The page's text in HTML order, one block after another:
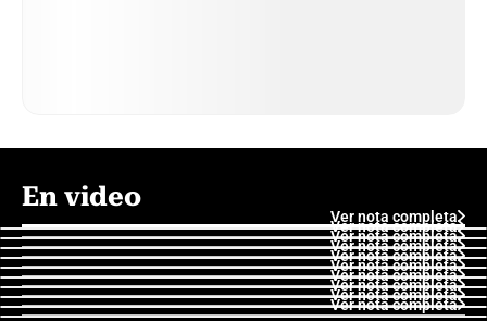
En video
Ver nota completa
Ver nota completa
Ver nota completa
Ver nota completa
Ver nota completa
Ver nota completa
Ver nota completa
Ver nota completa
Ver nota completa
Ver nota completa